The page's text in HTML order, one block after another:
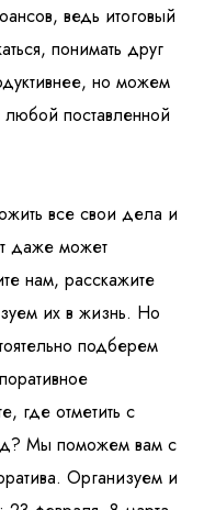
ведь итоговый
понимать друг
но можем
любой поставленной
все свои дела и
даже может
нам, расскажите
их в жизнь. Но
подберем
где отметить с
Мы поможем вам с
Организуем и